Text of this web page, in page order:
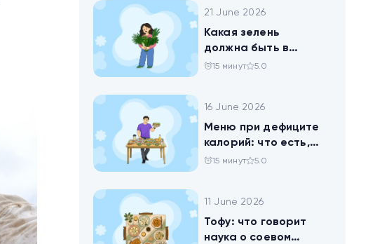
21 June 2026
Какая зелень
должна быть в
тарелке
15 минут 5.0
16 June 2026
Меню при дефиците
калорий: что есть,
чтобы худеть
15 минут 5.0
11 June 2026
Тофу: что говорит
наука о соевом